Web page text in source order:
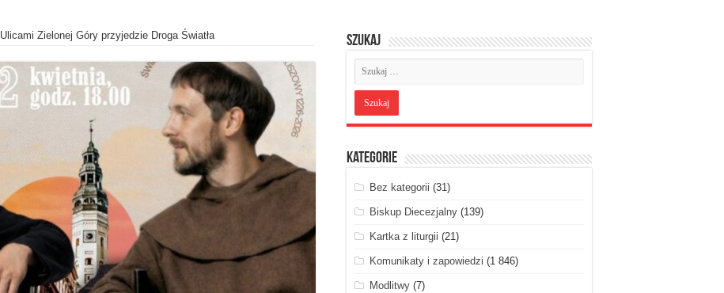
Ulicami Zielonej Góry przyjedzie Droga Światła Szukaj
Kategorie
Bez kategorii (31)
Biskup Diecezjalny(139)
Kartka z liturgii (21)
Komunikaty i zapowiedzi (1 846)
Modlitwy(7)